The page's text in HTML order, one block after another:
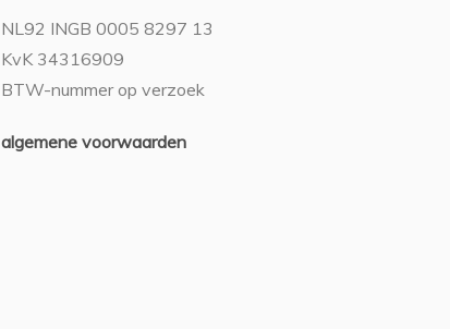
NL92 INGB 0005 8297 13
KvK 34316909
BTW-nummer op verzoek
algemene voorwaarden